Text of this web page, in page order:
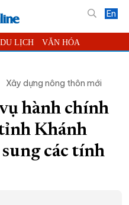
En
DU LỊCH VĂN HÓA
BẠN ĐỌC PHÓNG SỰ
ĐỌC BÁO ONLINE
Xây dựng nông thôn mới
hành chính
Khánh
các tính